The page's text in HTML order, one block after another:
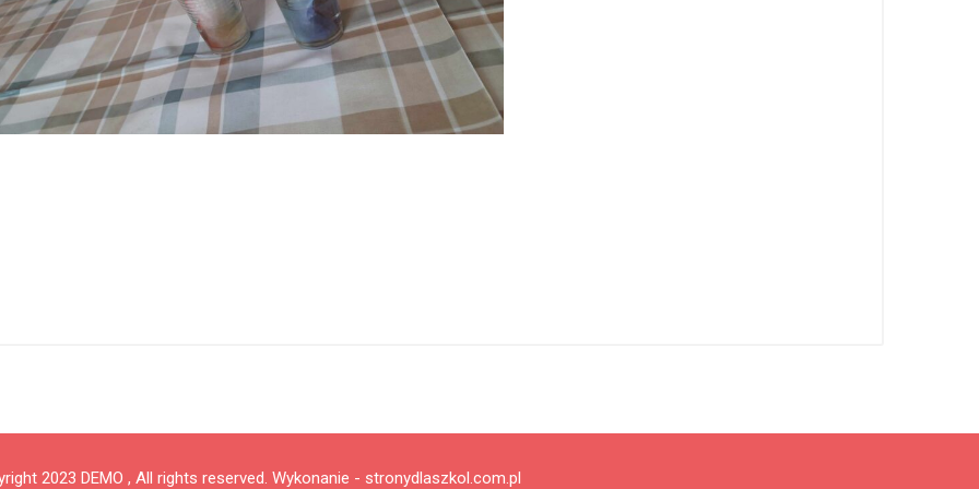
2023 DEMO , All rights reserved. Wykonanie - stronydlaszkol.com.pl